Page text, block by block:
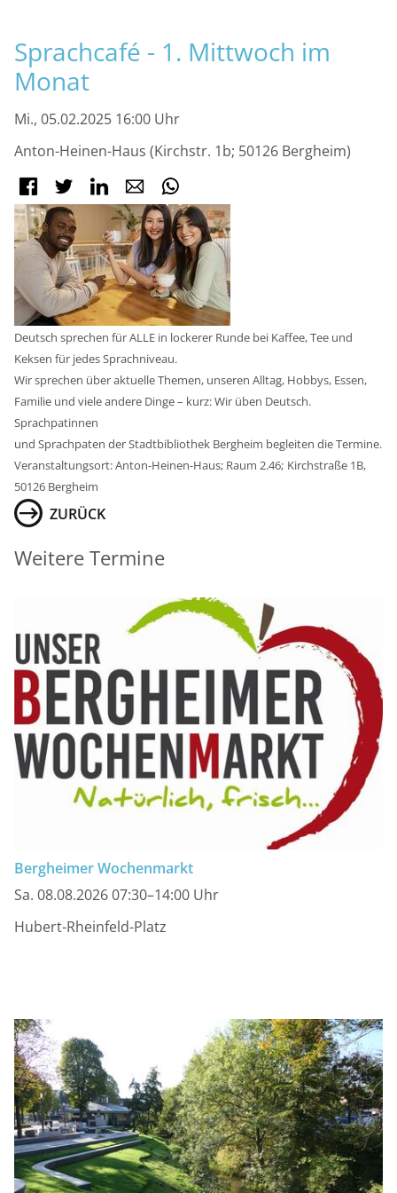
Sprachcafé - 1. Mittwoch im
Monat
Mi., 05.02.2025 16:00 Uhr
Anton-Heinen-Haus (Kirchstr. 1b; 50126 Bergheim)
Facebook
Twitter LinkedInE-mail
Deutsch sprechen für ALLE in lockerer Runde bei Kaffee, Tee und
Keksen für jedes Sprachniveau.
Wir sprechen über aktuelle Themen, unseren Alltag, Hobbys, Essen,
Familie und viele andere Dinge – kurz: Wir üben Deutsch.
Sprachpatinnen
und Sprachpaten der Stadtbibliothek Bergheim begleiten die Termine.
Veranstaltungsort: Anton-Heinen-Haus; Raum 2.46; Kirchstraße 1B,
50126 Bergheim
ZURÜCK
Weitere Termine
Bergheimer Wochenmarkt
Sa. 08.08.2026 07:30–14:00 Uhr
Hubert-Rheinfeld-Platz